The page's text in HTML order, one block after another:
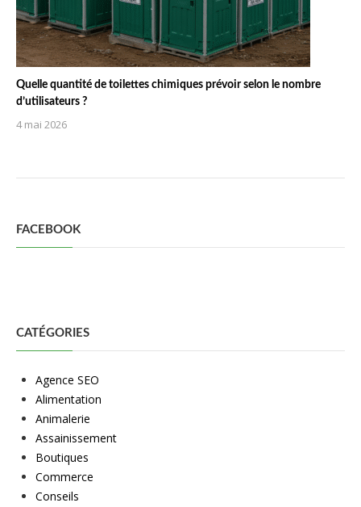
Quelle quantité de toilettes chimiques prévoir selon le nombre
d’utilisateurs ?
4 mai 2026
FACEBOOK
CATÉGORIES
Agence SEO
Alimentation
Animalerie
Assainissement
Boutiques
Commerce
Conseils